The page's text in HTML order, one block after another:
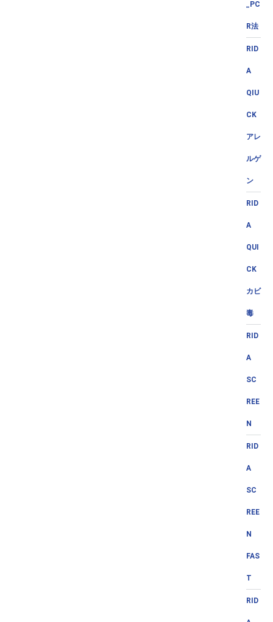
_PC
R法
RID
A
QIU
CK
アレ
ルゲ
ン
RID
A
QUI
CK
カビ
毒
RID
A
SC
REE
N
RID
A
SC
REE
N
FAS
T
RID